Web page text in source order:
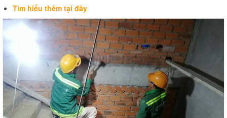
Tìm hiểu thêm tại đây